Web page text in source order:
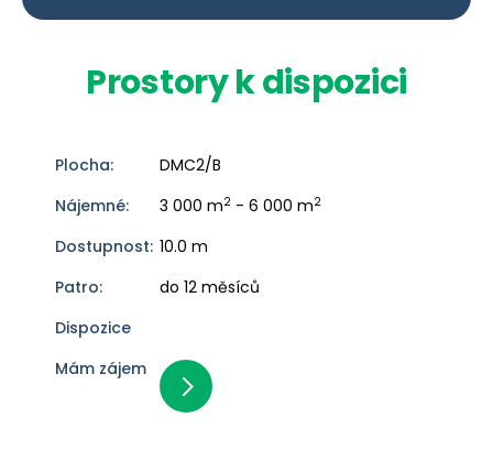
Prostory k dispozici
DMC2/B
3 000 m2 - 6 000 m2
10.0 m
do 12 měsíců